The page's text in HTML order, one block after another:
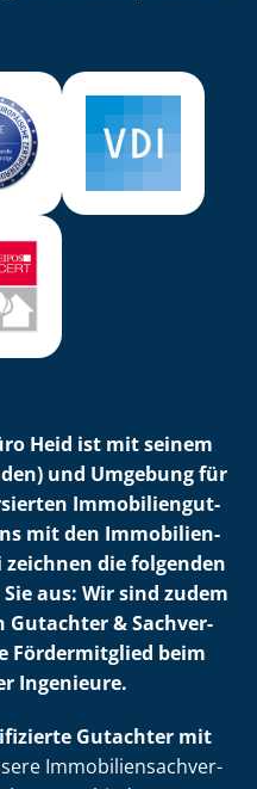
Heid ist mit seinem
und Umgebung für
Im­mo­bi­li­en­gut­
mit den Im­mo­bi­li­en­
die folgenden
aus: Wir sind zudem
Gutachter & Sach­ver­
Fördermitglied beim
Ingenieure.
Gutachter mit
Im­mo­bi­li­en­sach­ver­